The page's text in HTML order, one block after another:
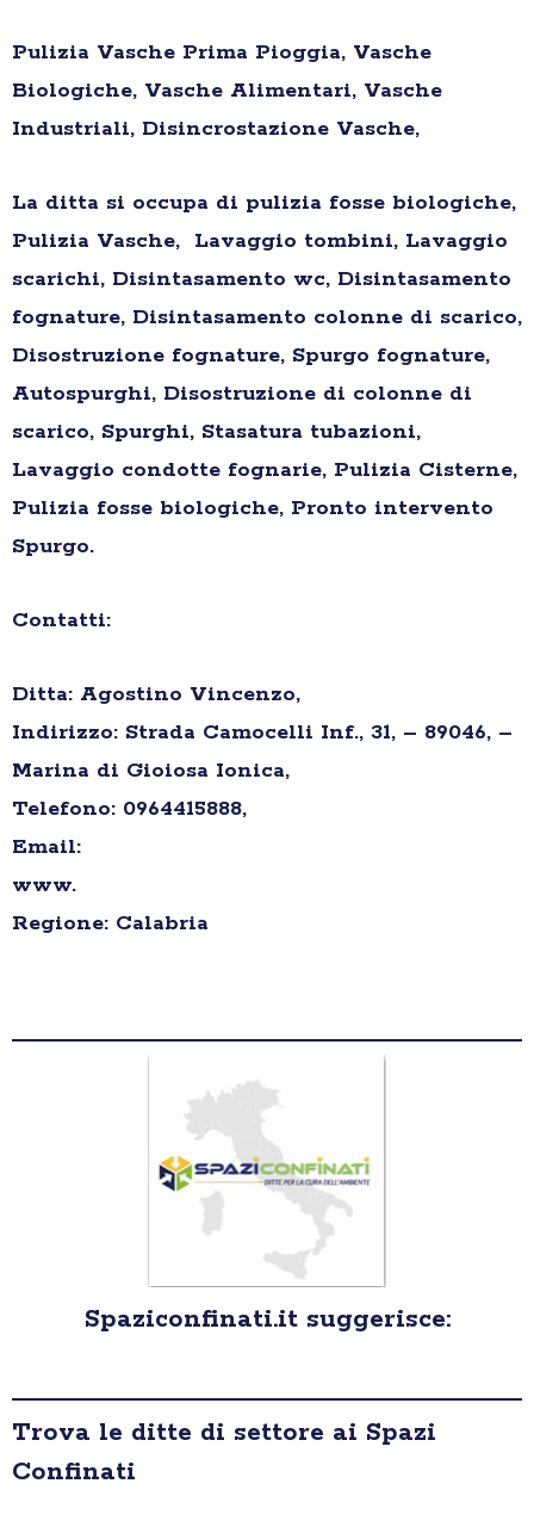
Pulizia Vasche Prima Pioggia, Vasche
Biologiche, Vasche Alimentari, Vasche
Industriali, Disincrostazione Vasche,
La ditta si occupa di pulizia fosse biologiche,
Pulizia Vasche, Lavaggio tombini, Lavaggio
scarichi, Disintasamento wc, Disintasamento
fognature, Disintasamento colonne di scarico,
Disostruzione fognature, Spurgo fognature,
Autospurghi, Disostruzione di colonne di
scarico, Spurghi, Stasatura tubazioni,
Lavaggio condotte fognarie, Pulizia Cisterne,
Pulizia fosse biologiche, Pronto intervento
Spurgo.
Contatti:
Ditta: Agostino Vincenzo,
Indirizzo: Strada Camocelli Inf., 31, – 89046, –
Marina di Gioiosa Ionica,
Telefono: 0964415888,
Email:
www.
Regione: Calabria
Spaziconfinati.it suggerisce:
Trova le ditte di settore ai Spazi
Confinati